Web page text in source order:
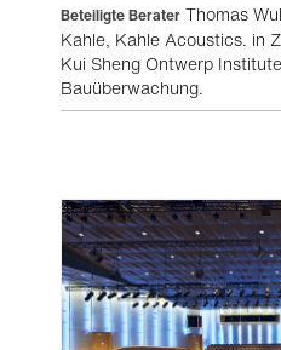
Beteiligte Berater Thomas
Kahle, Kahle Acoustics. in
Kui Sheng Ontwerp
Bauüberwachung.